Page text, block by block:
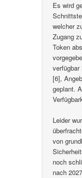
Es wird
welcher
Zugang
Token
[6],
geplant.
Leider
von
noch
nach